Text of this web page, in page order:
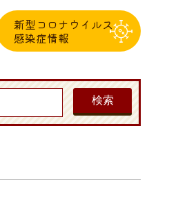
新型コロナウイルス
感染症情報